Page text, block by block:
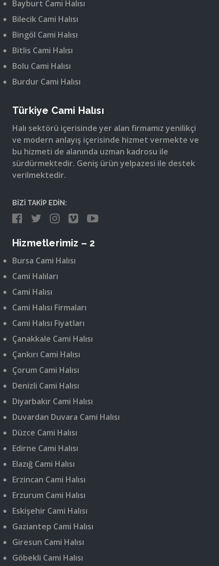
Bayburt Cami Halısı
Bilecik Cami Halısı
Bingöl Cami Halısı
Bitlis Cami Halısı
Bolu Cami Halısı
Burdur Cami Halısı
Türkiye Cami Halısı
Halı sektörü içerisinde yer alan firmamız yenilikçi
ve modern anlayış içerisinde hizmet vermekte ve
bu hizmeti de alanında uzman kadrosu ile
sürdürmektedir. Geniş ürün yelpazesi ile destek
verilmektedir.
BİZİ TAKİP EDİN:
Hizmetlerimiz – 2
Bursa Cami Halısı
Cami Halıları
Cami Halısı
Cami Halısı Firmaları
Cami Halısı Fiyatları
Çanakkale Cami Halısı
Çankırı Cami Halısı
Çorum Cami Halısı
Denizli Cami Halısı
Diyarbakır Cami Halısı
Duvardan Duvara Cami Halısı
Düzce Cami Halısı
Edirne Cami Halısı
Elazığ Cami Halısı
Erzincan Cami Halısı
Erzurum Cami Halısı
Eskişehir Cami Halısı
Gaziantep Cami Halısı
Giresun Cami Halısı
Göbekli Cami Halısı